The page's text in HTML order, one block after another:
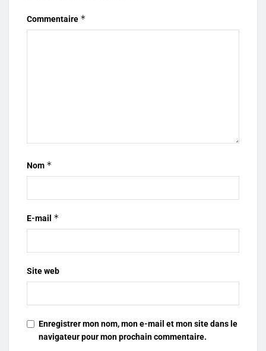
Commentaire *
Nom *
E-mail *
Site web
Enregistrer mon nom, mon e-mail et mon site dans le
navigateur pour mon prochain commentaire.